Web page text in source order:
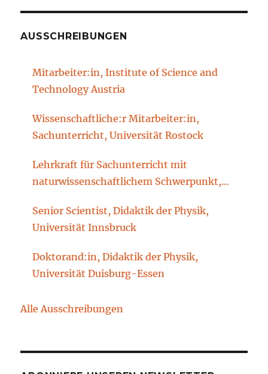
AUSSCHREIBUNGEN
Mitarbeiter:in, Institute of Science and
Technology Austria
Wissenschaftliche:r Mitarbeiter:in,
Sachunterricht, Universität Rostock
Lehrkraft für Sachunterricht mit
naturwissenschaftlichem Schwerpunkt,
Technische Universität Cottbus-Senftenberg
Senior Scientist, Didaktik der Physik,
Universität Innsbruck
Doktorand:in, Didaktik der Physik,
Universität Duisburg-Essen
Alle Ausschreibungen